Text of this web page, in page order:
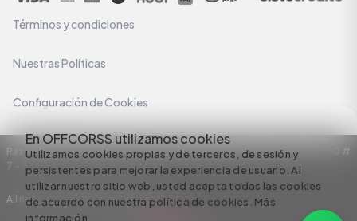
En OFFCORSS utilizamos cookies
Utilizamos cookies propias y de terceros, de sesión y
persistentes para mejorar la experiencia de usuario. Al
utilizar nuestro sitio web, usted acepta todas las cookies
de acuerdo con nuestra política de cookies. Más
información
Términos y condiciones
Nuestras Políticas
Configuración de Cookies
Razón Social: C.I HERMECO S.A. NIT: 890924167-6 Dirección: Carrera 50 #
7 – 35
All rights reserved empowered by